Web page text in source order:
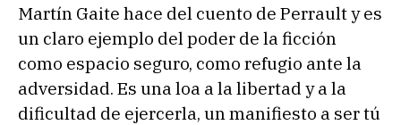
Martín Gaite hace del cuento de Perrault y es
un claro ejemplo del poder de la ficción
como espacio seguro, como refugio ante la
adversidad. Es una loa a la libertad y a la
dificultad de ejercerla, un manifiesto a ser tú